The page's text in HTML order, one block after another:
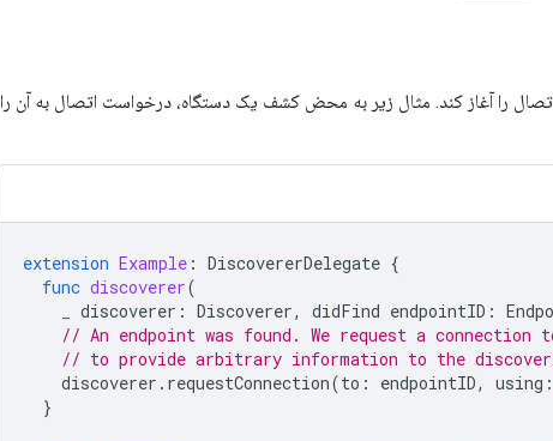
را آغاز کند. مثال زیر به محض کشف یک دستگاه، درخواست اتصال به آن را
extension Example : DiscovererDelegate {
func discoverer(
discoverer : Discoverer, didFind endpointID :
// An endpoint was found. We request a
// to provide arbitrary information to the
discoverer . requestConnection(to : endpointID, using :
}